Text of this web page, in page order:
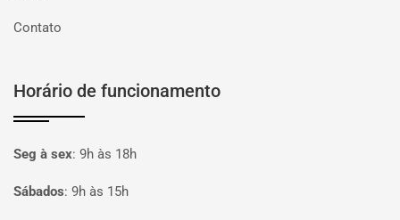
Contato
Horário de funcionamento
Seg à sex: 9h às 18h
Sábados: 9h às 15h